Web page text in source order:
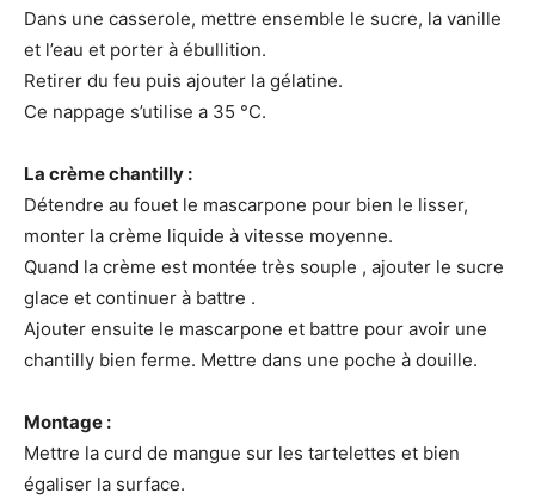
Dans une casserole, mettre ensemble le sucre, la vanille
et l’eau et porter à ébullition.
Retirer du feu puis ajouter la gélatine.
Ce nappage s’utilise a 35 °C.
La crème chantilly :
Détendre au fouet le mascarpone pour bien le lisser,
monter la crème liquide à vitesse moyenne.
Quand la crème est montée très souple , ajouter le sucre
glace et continuer à battre .
Ajouter ensuite le mascarpone et battre pour avoir une
chantilly bien ferme. Mettre dans une poche à douille.
Montage :
Mettre la curd de mangue sur les tartelettes et bien
égaliser la surface.